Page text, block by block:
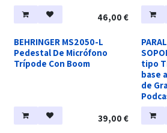
46,00 €
BEHRINGER MS2050-L
Pedestal De Micrófono
Trípode Con Boom
39,00 €
tipo
base
de